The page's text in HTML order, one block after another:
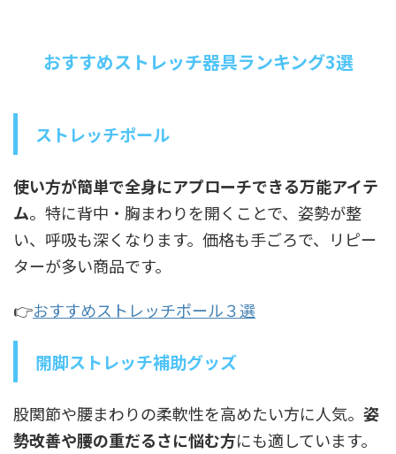
おすすめストレッチ器具ランキング3選
ストレッチポール
使い方が簡単で全身にアプローチできる万能アイテ
ム。特に背中・胸まわりを開くことで、姿勢が整
い、呼吸も深くなります。価格も手ごろで、リピー
ターが多い商品です。
👉️おすすめストレッチポール３選
開脚ストレッチ補助グッズ
股関節や腰まわりの柔軟性を高めたい方に人気。 姿
勢改善や腰の重だるさに悩む方にも適しています。